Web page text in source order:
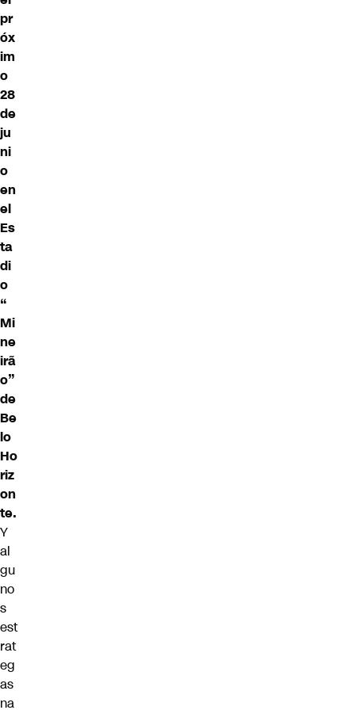
pr
óx
im
o
28
de
ju
ni
o
en
el
Es
ta
di
o
“
Mi
ne
irã
o”
de
Be
lo
Ho
riz
on
te.
Y
al
gu
no
s
est
rat
eg
as
na